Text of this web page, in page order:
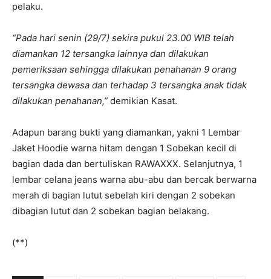
pelaku.
“Pada hari senin (29/7) sekira pukul 23.00 WIB telah
diamankan 12 tersangka lainnya dan dilakukan
pemeriksaan sehingga dilakukan penahanan 9 orang
tersangka dewasa dan terhadap 3 tersangka anak tidak
dilakukan penahanan,” demikian Kasat.
Adapun barang bukti yang diamankan, yakni 1 Lembar
Jaket Hoodie warna hitam dengan 1 Sobekan kecil di
bagian dada dan bertuliskan RAWAXXX. Selanjutnya, 1
lembar celana jeans warna abu-abu dan bercak berwarna
merah di bagian lutut sebelah kiri dengan 2 sobekan
dibagian lutut dan 2 sobekan bagian belakang.
(**)